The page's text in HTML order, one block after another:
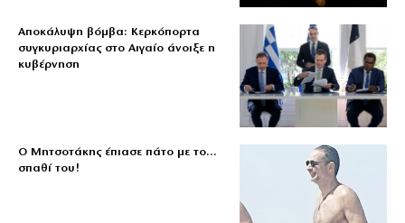
Αποκάλυψη βόμβα: Κερκόπορτα
συγκυριαρχίας στο Αιγαίο άνοιξε η
κυβέρνηση
Ο Μητσοτάκης έπιασε πάτο με το…
σπαθί του!